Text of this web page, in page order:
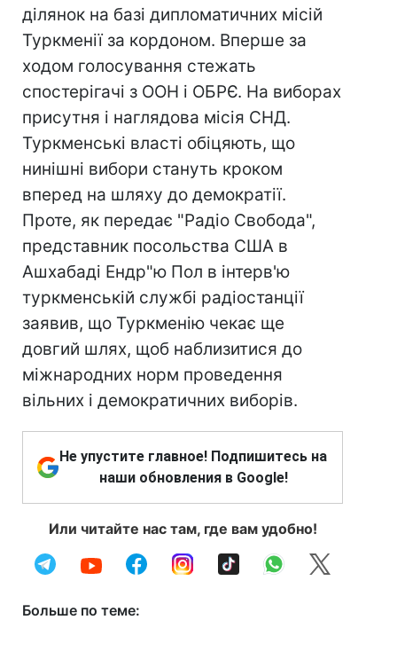
ділянок на базі дипломатичних місій
Туркменії за кордоном. Вперше за
ходом голосування стежать
спостерігачі з ООН і ОБРЄ. На виборах
присутня і наглядова місія СНД.
Туркменські власті обіцяють, що
нинішні вибори стануть кроком
вперед на шляху до демократії.
Проте, як передає "Радіо Свобода",
представник посольства США в
Ашхабаді Ендр"ю Пол в інтерв'ю
туркменській службі радіостанції
заявив, що Туркменію чекає ще
довгий шлях, щоб наблизитися до
міжнародних норм проведення
вільних і демократичних виборів.
Не упустите главное! Подпишитесь на
наши обновления в Google!
Или читайте нас там, где вам удобно!
Больше по теме: